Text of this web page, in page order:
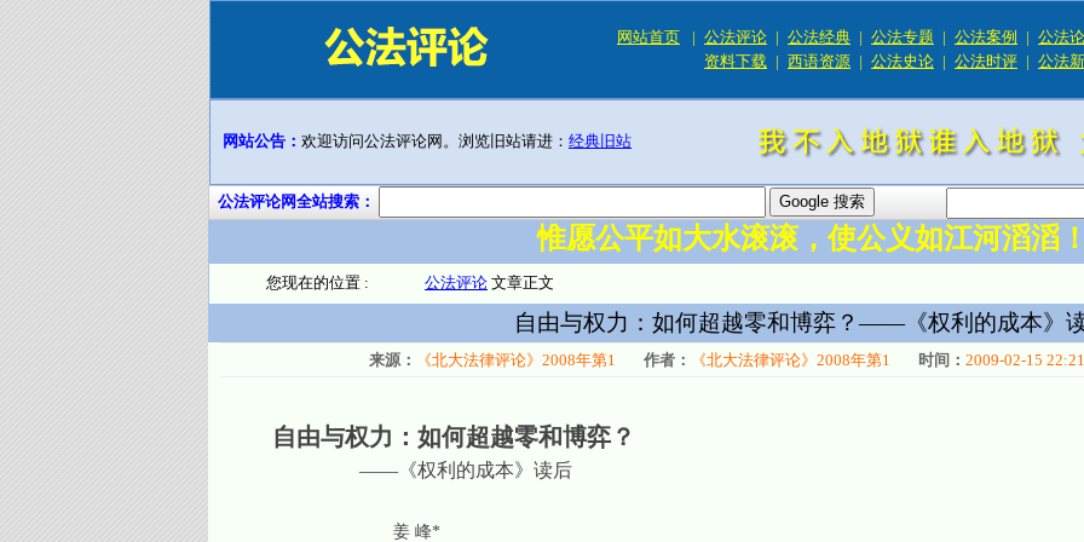
网站首页 | 公法评论 | 公法经典 | 公法专题 | 公法案例 | 公法
资料下载 | 西语资源 | 公法史论 | 公法时评 | 公法
网站公告： 欢迎访问公法评论网。浏览旧站请进： 经典旧站
公法评论网全站搜索：
惟愿公平如大水滚滚，使公义如江河滔滔
您现在的位置 : 公法评论 文章正文
自由与权力：如何超越零和博弈？——《权利的成本》
来源： 《北大法律评论》2008年第1 作者： 《北大法律评论》2008年第1 时间： 2009-02-15
自由与权力：如何超越零和博弈？
——《权利的成本》读后
姜 峰*